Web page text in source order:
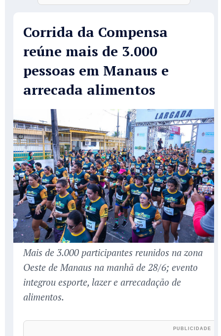
Corrida da Compensa
reúne mais de 3.000
pessoas em Manaus e
arrecada alimentos
Mais de 3.000 participantes reunidos na zona
Oeste de Manaus na manhã de 28/6; evento
integrou esporte, lazer e arrecadação de
alimentos.